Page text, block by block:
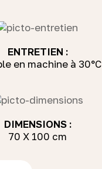
ENTRETIEN :
en machine à 30°C
DIMENSIONS :
70 X 100 cm